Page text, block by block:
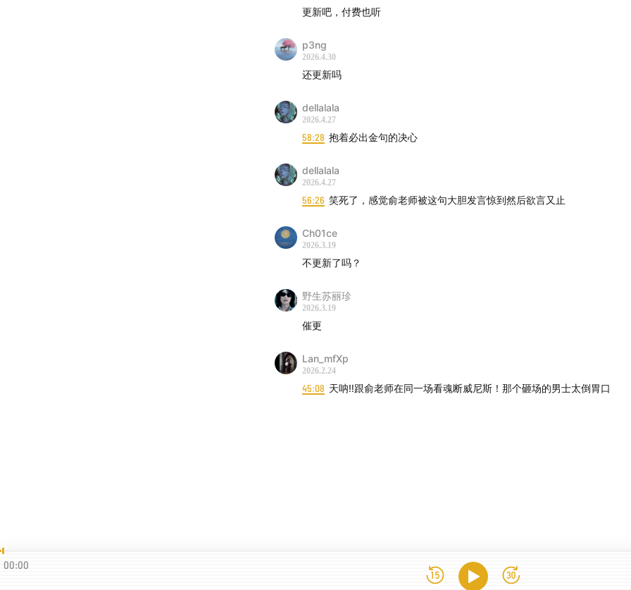
更新吧，付费也听
p3ng
2026.4.30
还更新吗
dellalala
2026.4.27
58:28 抱着必出金句的决心
dellalala
2026.4.27
56:26 笑死了，感觉俞老师被这句大胆发言惊到然后欲言又止
Ch01ce
2026.3.19
不更新了吗？
野生苏丽珍
2026.3.19
催更
Lan_mfXp
2026.2.24
45:08 天呐‼️跟俞老师在同一场看魂断威尼斯！那个砸场的男士太倒胃口
00:00